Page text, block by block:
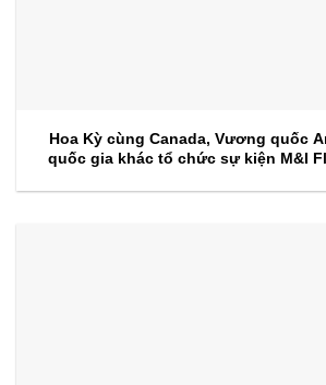
Hoa Kỳ cùng Canada, Vương quốc
quốc gia khác tổ chức sự kiện M&I